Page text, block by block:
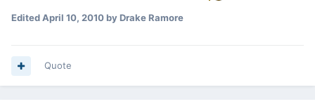
EditedApril 10, 2010by Drake Ramore
Quote